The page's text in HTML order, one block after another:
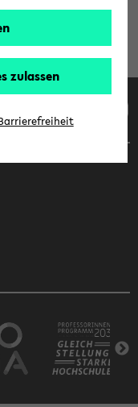
LinkedIn TikTok
zulassen